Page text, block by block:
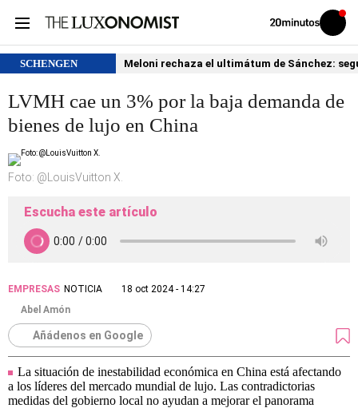
Volver
Iniciar
sesión
SCHENGEN Meloni rechaza el ultimátum de Sánchez:
LVMH cae un 3% por la baja demanda de
bienes de lujo en China
Foto: @LouisVuitton X.
Escucha este artículo
EMPRESAS NOTICIA
18 oct 2024 - 14:27
Abel Amón
Añádenos en Google
La situación de inestabilidad económica en China está afectando
a los líderes del mercado mundial de lujo. Las contradictorias
medidas del gobierno local no ayudan a mejorar el panorama